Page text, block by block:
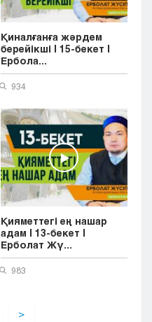
Қиналғанға жәрдем
берейікші | 15-бекет |
Ербола...
934
Қияметтегі ең нашар
адам | 13-бекет |
Ерболат Жү...
983
>